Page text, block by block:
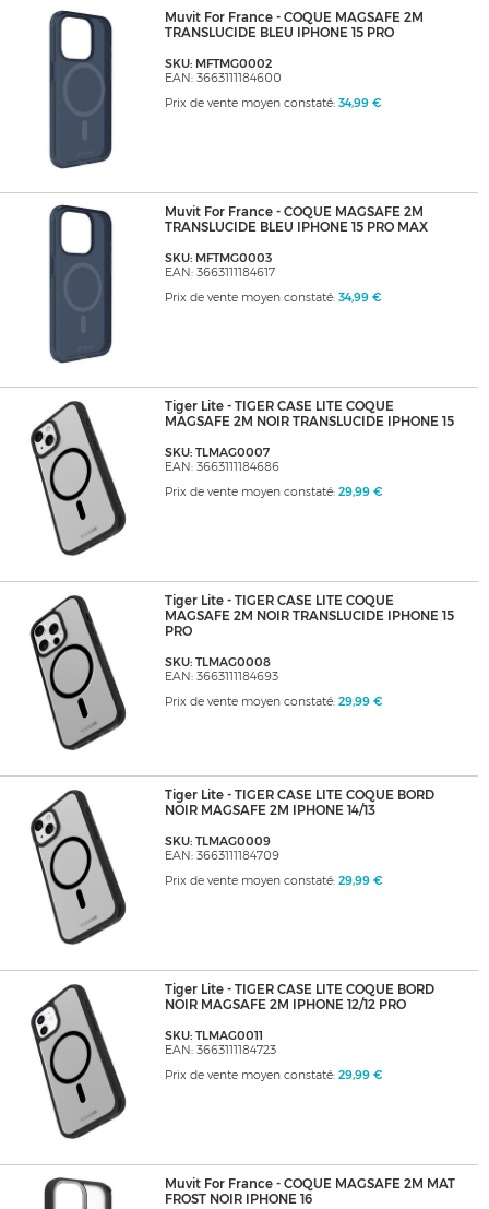
Muvit For France - COQUE MAGSAFE 2M
TRANSLUCIDE BLEU IPHONE 15 PRO
SKU: MFTMG0002
EAN: 3663111184600
Prix de vente moyen constaté: 34,99 €
Muvit For France - COQUE MAGSAFE 2M
TRANSLUCIDE BLEU IPHONE 15 PRO MAX
SKU: MFTMG0003
EAN: 3663111184617
Prix de vente moyen constaté: 34,99 €
Tiger Lite - TIGER CASE LITE COQUE
MAGSAFE 2M NOIR TRANSLUCIDE IPHONE 15
SKU: TLMAG0007
EAN: 3663111184686
Prix de vente moyen constaté: 29,99 €
Tiger Lite - TIGER CASE LITE COQUE
MAGSAFE 2M NOIR TRANSLUCIDE IPHONE 15
PRO
SKU: TLMAG0008
EAN: 3663111184693
Prix de vente moyen constaté: 29,99 €
Tiger Lite - TIGER CASE LITE COQUE BORD
NOIR MAGSAFE 2M IPHONE 14/13
SKU: TLMAG0009
EAN: 3663111184709
Prix de vente moyen constaté: 29,99 €
Tiger Lite - TIGER CASE LITE COQUE BORD
NOIR MAGSAFE 2M IPHONE 12/12 PRO
SKU: TLMAG0011
EAN: 3663111184723
Prix de vente moyen constaté: 29,99 €
Muvit For France - COQUE MAGSAFE 2M MAT
FROST NOIR IPHONE 16